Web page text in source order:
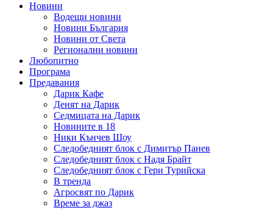
Новини
Водещи новини
Новини България
Новини от Света
Регионални новини
Любопитно
Програма
Предавания
Дарик Кафе
Денят на Дарик
Седмицата на Дарик
Новините в 18
Ники Кънчев Шоу
Следобедният блок с Димитър Панев
Следобедният блок с Надя Брайт
Следобедният блок с Гери Турийска
В тренда
Агросвят по Дарик
Време за джаз